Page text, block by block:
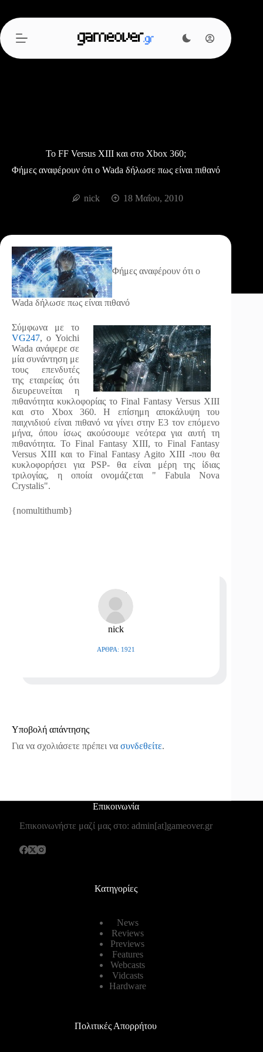
περιεχόμενο
Το FF Versus XIII και στο Xbox 360;
Φήμες αναφέρουν ότι ο Wada δήλωσε πως είναι πιθανό
nick 18 Μαΐου, 2010
Φήμες αναφέρουν ότι ο
Wada δήλωσε πως είναι πιθανό
Σύμφωνα με το
VG247, ο Yoichi
Wada ανάφερε σε
μία συνάντηση με
τους επενδυτές
της εταιρείας ότι
διευρευνείται η
πιθανότητα κυκλοφορίας το Final Fantasy Versus XIII
και στο Xbox 360. Η επίσημη αποκάλυψη του
παιχνιδιού είναι πιθανό να γίνει στην Ε3 τον επόμενο
μήνα, όπου ίσως ακούσουμε νεότερα για αυτή τη
πιθανότητα. Το Final Fantasy XIII, το Final Fantasy
Versus XIII και το Final Fantasy Agito XIII -που θα
κυκλοφορήσει για PSP- θα είναι μέρη της ίδιας
τριλογίας, η οποία ονομάζεται " Fabula Nova
Crystalis".
{nomultithumb}
nick
ΆΡΘΡΑ: 1921
Υποβολή απάντησης
Για να σχολιάσετε πρέπει να συνδεθείτε.
Επικοινωνία
Επικοινωνήστε μαζί μας στο: admin[at]gameover.gr
Κατηγορίες
News
Reviews
Previews
Features
Webcasts
Vidcasts
Hardware
Πολιτικές Απορρήτου